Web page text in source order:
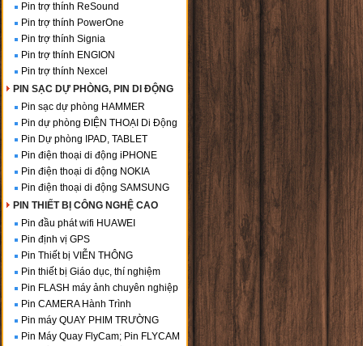
Pin trợ thính ReSound
Pin trợ thính PowerOne
Pin trợ thính Signia
Pin trợ thính ENGION
Pin trợ thính Nexcel
PIN SẠC DỰ PHÒNG, PIN DI ĐỘNG
Pin sạc dự phòng HAMMER
Pin dự phòng ĐIỆN THOẠI Di Động
Pin Dự phòng IPAD, TABLET
Pin điện thoại di động iPHONE
Pin điện thoại di động NOKIA
Pin điện thoại di động SAMSUNG
PIN THIẾT BỊ CÔNG NGHỆ CAO
Pin đầu phát wifi HUAWEI
Pin định vị GPS
Pin Thiết bị VIỄN THÔNG
Pin thiết bị Giáo dục, thí nghiệm
Pin FLASH máy ảnh chuyên nghiệp
Pin CAMERA Hành Trình
Pin máy QUAY PHIM TRƯỜNG
Pin Máy Quay FlyCam; Pin FLYCAM